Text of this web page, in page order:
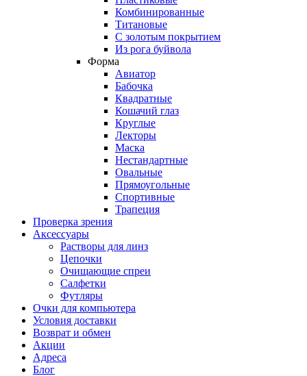
Комбинированные
Титановые
С золотым покрытием
Из рога буйвола
Форма
Авиатор
Бабочка
Квадратные
Кошачий глаз
Круглые
Лекторы
Маска
Нестандартные
Овальные
Прямоугольные
Спортивные
Трапеция
Проверка зрения
Аксессуары
Растворы для линз
Цепочки
Очищающие спреи
Салфетки
Футляры
Очки для компьютера
Условия доставки
Возврат и обмен
Акции
Адреса
Блог